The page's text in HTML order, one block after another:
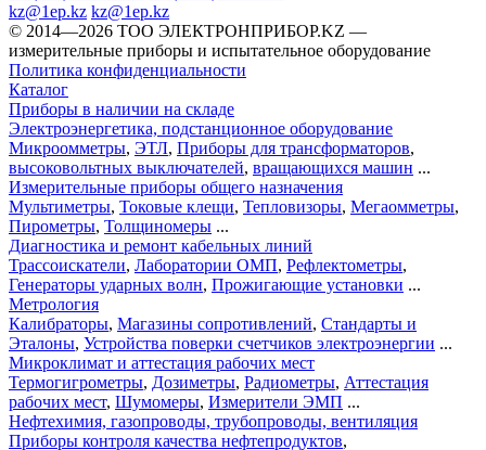
kz@1ep.kz kz@1ep.kz
©️ 2014—2026 ТОО ЭЛЕКТРОНПРИБОР.KZ —
измерительные приборы и испытательное оборудование
Политика конфиденциальности
Каталог
Приборы в наличии на складе
Электроэнергетика, подстанционное оборудование
Микроомметры, ЭТЛ, Приборы для трансформаторов,
высоковольтных выключателей, вращающихся машин ...
Измерительные приборы общего назначения
Мультиметры, Токовые клещи, Тепловизоры, Мегаомметры,
Пирометры, Толщиномеры ...
Диагностика и ремонт кабельных линий
Трассоискатели, Лаборатории ОМП, Рефлектометры,
Генераторы ударных волн, Прожигающие установки ...
Метрология
Калибраторы, Магазины сопротивлений, Стандарты и
Эталоны, Устройства поверки счетчиков электроэнергии ...
Микроклимат и аттестация рабочих мест
Термогигрометры, Дозиметры, Радиометры, Аттестация
рабочих мест, Шумомеры, Измерители ЭМП ...
Нефтехимия, газопроводы, трубопроводы, вентиляция
Приборы контроля качества нефтепродуктов,